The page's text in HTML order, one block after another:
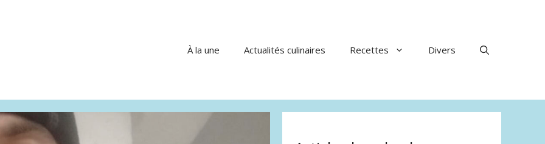
À la une Actualités culinaires Recettes Divers